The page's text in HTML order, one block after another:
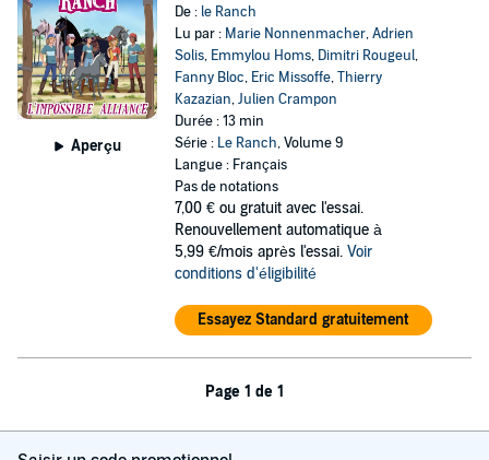
Aperçu
De : le Ranch
Lu par : Marie Nonnenmacher,Adrien
Solis, Emmylou Homs, Dimitri Rougeul,
Fanny Bloc, Eric Missoffe,Thierry
Kazazian,Julien Crampon
Durée : 13 min
Série : Le Ranch, Volume 9
Langue : Français
Pas de notations
7,00 € ou gratuit avec l'essai.
Renouvellement automatique à
5,99 €/mois après l'essai. Voir
conditions d'éligibilité
Essayez Standard gratuitement
Page 1 de 1